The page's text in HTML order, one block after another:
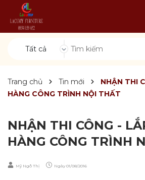
Tất cả
Trang chủ Tin mới
NHẬN THI
HÀNG CÔNG TRÌNH NỘI THẤT
NHẬN THI CÔNG -
HÀNG CÔNG TRÌNH
Mỹ Ngô Thị Ngày 01/08/2016